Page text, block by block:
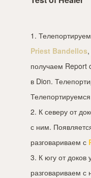
1.
Priest Bandellos
получаем Report
в Dion.
2. К северу от
с ним.
разговариваем с
3. К югу от
разговариваем с